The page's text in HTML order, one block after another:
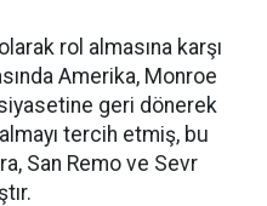
rol almasına karşı
Amerika, Monroe
geri dönerek
tercih etmiş, bu
San Remo ve Sevr